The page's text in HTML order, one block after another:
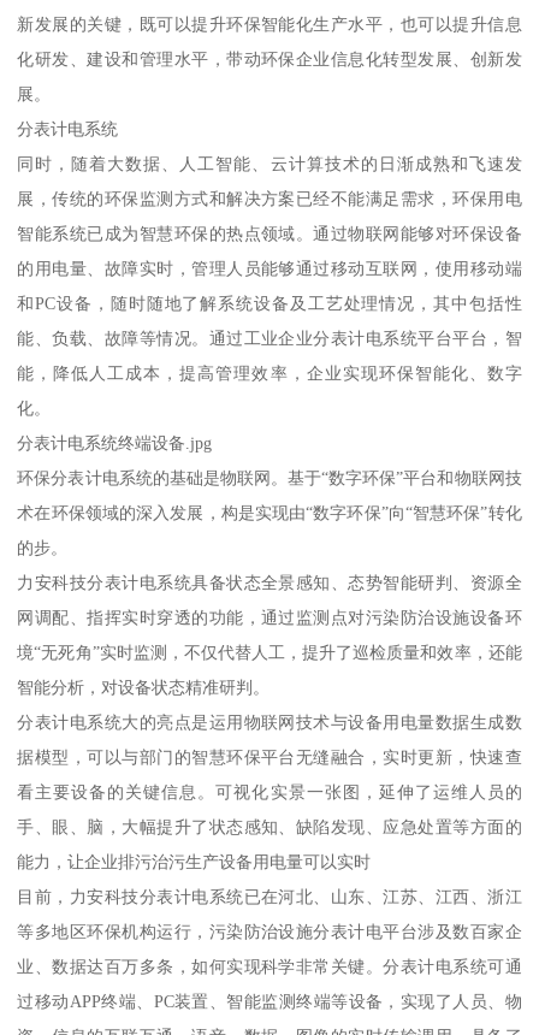
新发展的关键，既可以提升环保智能化生产水平，也可以提升信息
化研发、建设和管理水平，带动环保企业信息化转型发展、创新发
展。
分表计电系统
同时，随着大数据、人工智能、云计算技术的日渐成熟和飞速发
展，传统的环保监测方式和解决方案已经不能满足需求，环保用电
智能系统已成为智慧环保的热点领域。通过物联网能够对环保设备
的用电量、故障实时，管理人员能够通过移动互联网，使用移动端
和PC设备，随时随地了解系统设备及工艺处理情况，其中包括性
能、负载、故障等情况。通过工业企业分表计电系统平台平台，智
能，降低人工成本，提高管理效率，企业实现环保智能化、数字
化。
分表计电系统终端设备.jpg
环保分表计电系统的基础是物联网。基于“数字环保”平台和物联网技
术在环保领域的深入发展，构是实现由“数字环保”向“智慧环保”转化
的步。
力安科技分表计电系统具备状态全景感知、态势智能研判、资源全
网调配、指挥实时穿透的功能，通过监测点对污染防治设施设备环
境“无死角”实时监测，不仅代替人工，提升了巡检质量和效率，还能
智能分析，对设备状态精准研判。
分表计电系统大的亮点是运用物联网技术与设备用电量数据生成数
据模型，可以与部门的智慧环保平台无缝融合，实时更新，快速查
看主要设备的关键信息。可视化实景一张图，延伸了运维人员的
手、眼、脑，大幅提升了状态感知、缺陷发现、应急处置等方面的
能力，让企业排污治污生产设备用电量可以实时
目前，力安科技分表计电系统已在河北、山东、江苏、江西、浙江
等多地区环保机构运行，污染防治设施分表计电平台涉及数百家企
业、数据达百万多条，如何实现科学非常关键。分表计电系统可通
过移动APP终端、PC装置、智能监测终端等设备，实现了人员、物